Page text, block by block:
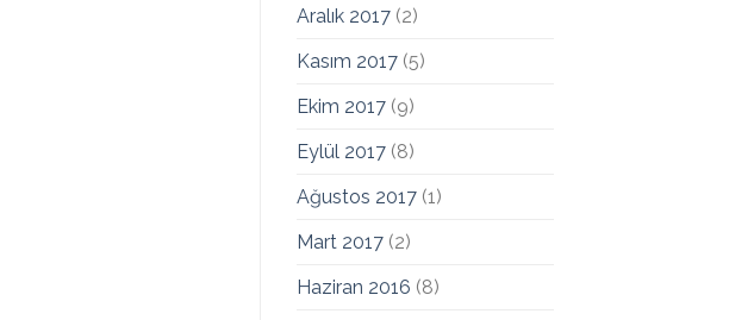
Aralık 2017(2)
Kasım 2017(5)
Ekim 2017(9)
Eylül 2017(8)
Ağustos 2017(1)
Mart 2017(2)
Haziran 2016 (8)